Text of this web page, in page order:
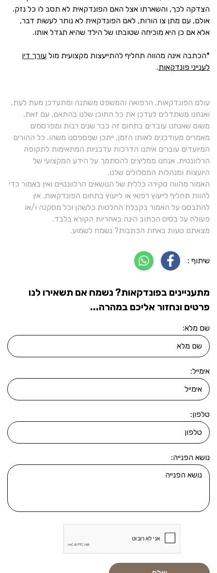
הצדקה לכך, והשארתו אצל האם הפונדקאית לא תסב לו כל נזק.
אולם, עם מתן צו הורות, לאם הפונדקאית לא נותר לעשות דבר,
אלא אם כן היא מוכיחה שטובתו של הילד שהיא תגדל אותו.
*הכתבה אינה מהווה תחליף להתייעצות מקצועית מול עורך דין
לענייני פונדקאות.
עולם הפונדקאות, הרפואה והמשפט משתנה ומתעדכן מעת לעת,
ואנחנו משתדלים לעדכן את כל התוכן שלנו בהתאם. עם זאת,
משום שאנחנו עובדים בתחום זה כבר שנים רבות ומפרסמים
מאמרים מעודכנים לאותו הזמן, ייתכן שפספסנו משהו. כל ההורים
המיועדים עוברים איתנו הדרכות עדכניות המתאימות לתקופה
הרלוונטית. אנחנו ממליצים להסתמך על הידע המקצועי של
היועצות ומנהלות המסלולים שלנו.
האמור מהווה סקירה כללית של הנושאים הרלוונטיים ואין באמור כדי
להוות תחליף לייעוץ רפואי או לייעוץ בתחום הפונדקאות. אין
להתבסס על האמור בקבלת החלטות כלשהן וכל מסקנה ו/או
פעולה על בסיס הכתוב הינה באחריות הקורא בלבד.
מצאתם טעות באחת הכתבות? נשמח לשמוע.
שיתוף :
מתעניינים בפונדקאות? נשמח אם תשאירו לנו
פרטים ונחזור אליכם במהרה...
שם מלא:
אימייל:
טלפון:
נושא הפנייה: